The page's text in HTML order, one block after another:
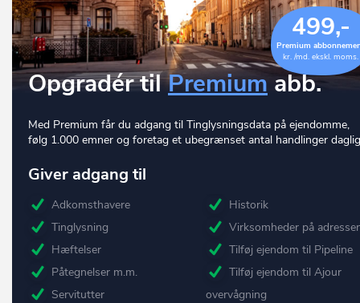
499,-
Premium
kr. /md. ekskl. moms.
Opgradér tilPremium abb.
Med Premium får du adgang til Tinglysningsdata på ejendomme,
følg 1.000 emner og foretag et ubegrænset antal handlinger
Giver adgang til
Adkomsthavere
Tinglysning
Hæftelser
Påtegnelser m.m.
Servitutter
Historik
Virksomheder på
Tilføj ejendom til Pipeline
Tilføj ejendom til Ajour
overvågning